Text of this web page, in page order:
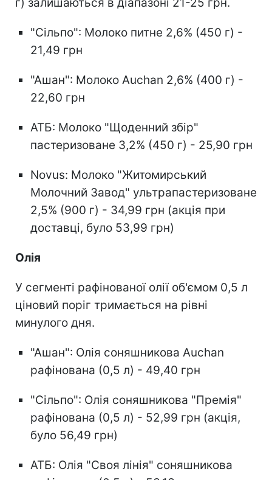
"Сільпо": Молоко питне 2,6% (450 г) -
21,49 грн
"Ашан": Молоко Auchan 2,6% (400 г) -
22,60 грн
АТБ: Молоко "Щоденний збір"
пастеризоване 3,2% (450 г) - 25,90 грн
Novus: Молоко "Житомирський
Молочний Завод" ультрапастеризоване
2,5% (900 г) - 34,99 грн (акція при
доставці, було 53,99 грн)
Олія
У сегменті рафінованої олії об'ємом 0,5 л
ціновий поріг тримається на рівні
минулого дня.
"Ашан": Олія соняшникова Auchan
рафінована (0,5 л) - 49,40 грн
"Сільпо": Олія соняшникова "Премія"
рафінована (0,5 л) - 52,99 грн (акція,
було 56,49 грн)
АТБ: Олія "Своя лінія" соняшникова